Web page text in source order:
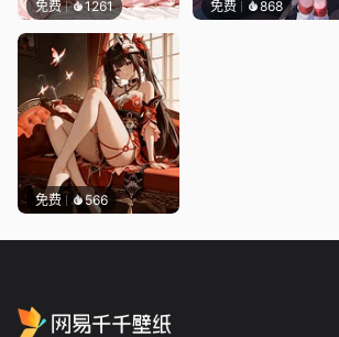
免费 1261 免费 868
免费 566